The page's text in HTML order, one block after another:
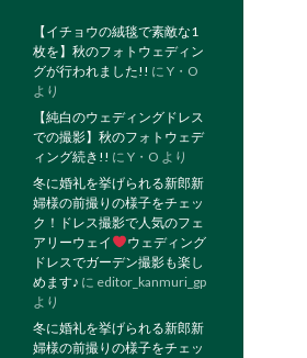
【イチョウの絨毯で素敵な1
枚を】秋のフォトウェディン
グが行われました!! に Y・O
より
【純白のウェディングドレス
での撮影】秋のフォトウェデ
ィング続き!! に Y・O より
冬に婚礼を挙げられる新郎新
婦様の前撮りの様子をチェッ
ク！ドレス撮影で人気のフェ
アリーウェイ
ウェディング
ドレスでガーデン撮影も楽し
めます♪ に editor_kanmuri_gp
より
冬に婚礼を挙げられる新郎新
婦様の前撮りの様子をチェッ